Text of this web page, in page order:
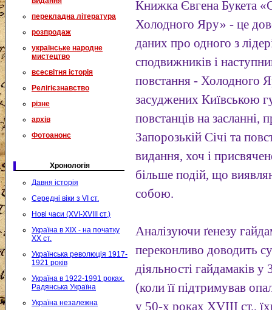
перекладна література
розпродаж
українське народне
мистецтво
всесвітня історія
Релігієзнавство
різне
архів
Фотоанонс
Хронологія
Давня історія
Середні віки з VI ст.
Нові часи (XVI-XVIII ст.)
Україна в XIX - на початку
XX ст.
Українська революція 1917-
1921 років
Україна в 1922-1991 роках.
Радянська Україна
Україна незалежна
Книжка Євгена Букета
Холодного Яру» - це
даних про одного з
сподвижників і
повстання - Холодного
засуджених Київською
повстанців на засланні,
Запорозькій Січі та
видання, хоч і
більше подій, що
собою.
Аналізуючи ґенезу
переконливо доводить
діяльності гайдамаків
(коли її підтримував
у 50-х роках XVIII ст.,